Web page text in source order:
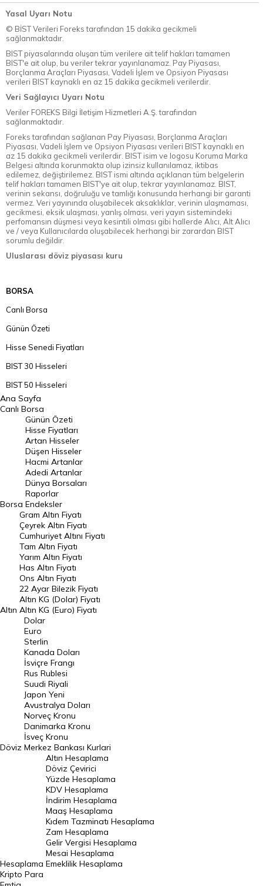
Yasal Uyarı Notu
© BİST Verileri Foreks tarafından 15 dakika gecikmeli
sağlanmaktadır.
BIST piyasalarında oluşan tüm verilere ait telif hakları tamamen
BIST'e ait olup, bu veriler tekrar yayınlanamaz. Pay Piyasası,
Borçlanma Araçları Piyasası, Vadeli İşlem ve Opsiyon Piyasası
verileri BIST kaynaklı en az 15 dakika gecikmeli verilerdir.
Veri Sağlayıcı Uyarı Notu
Veriler FOREKS Bilgi İletişim Hizmetleri A.Ş. tarafından
sağlanmaktadır.
Foreks tarafından sağlanan Pay Piyasası, Borçlanma Araçları
Piyasası, Vadeli İşlem ve Opsiyon Piyasası verileri BIST kaynaklı en
az 15 dakika gecikmeli verilerdir. BIST isim ve logosu Koruma Marka
Belgesi altında korunmakta olup izinsiz kullanılamaz, iktibas
edilemez, değiştirilemez. BIST ismi altında açıklanan tüm belgelerin
telif hakları tamamen BIST'ye ait olup, tekrar yayınlanamaz. BIST,
verinin sekansı, doğruluğu ve tamlığı konusunda herhangi bir garanti
vermez. Veri yayınında oluşabilecek aksaklıklar, verinin ulaşmaması,
gecikmesi, eksik ulaşması, yanlış olması, veri yayın sistemindeki
perfomansın düşmesi veya kesintili olması gibi hallerde Alıcı, Alt Alıcı
ve / veya Kullanıcılarda oluşabilecek herhangi bir zarardan BIST
sorumlu değildir.
Uluslarası döviz piyasası kuru
BORSA
Canlı Borsa
Günün Özeti
Hisse Senedi Fiyatları
BIST 30 Hisseleri
BIST 50 Hisseleri
BIST 100 Hisseleri
En Çok Artan Hisseler
En Çok Düşen Hisseler
Hacmi Artanlar
Geçmiş Kapanışlar
Dünya Borsaları
Raporlar
Endeksler
DÖVİZ
Döviz Kuru
Dolar Kuru
Euro Kuru
Pound Kuru
Frank Kuru
Riyal Kuru
Avustralya Doları
Danimarka Kronu Kuru
Kanada Doları Kuru
Norveç Kronu Kuru
İsveç Kronu Kuru
Japon Yeni Kuru
Serbest Piyasa Döviz Kurları
Merkez Bankası Döviz Kurları
Altın Fiyatları
Ana Sayfa
Canlı Borsa
Borsa
Günün Özeti
Hisse Fiyatları
Artan Hisseler
Düşen Hisseler
Hacmi Artanlar
Adedi Artanlar
Dünya Borsaları
Raporlar
Endeksler
Altın
Gram Altın Fiyatı
Çeyrek Altın Fiyatı
Cumhuriyet Altını Fiyatı
Tam Altın Fiyatı
Yarım Altın Fiyatı
Has Altın Fiyatı
Ons Altın Fiyatı
22 Ayar Bilezik Fiyatı
Altın KG (Dolar) Fiyatı
Altın KG (Euro) Fiyatı
Döviz
Dolar
Euro
Sterlin
Kanada Doları
İsviçre Frangı
Rus Rublesi
Suudi Riyali
Japon Yeni
Avustralya Doları
Norveç Kronu
Danimarka Kronu
İsveç Kronu
Merkez Bankası Kurlari
Hesaplama
Altın Hesaplama
Döviz Çevirici
Yüzde Hesaplama
KDV Hesaplama
İndirim Hesaplama
Maaş Hesaplama
Kıdem Tazminatı Hesaplama
Zam Hesaplama
Gelir Vergisi Hesaplama
Mesai Hesaplama
Emeklilik Hesaplama
Kripto Para